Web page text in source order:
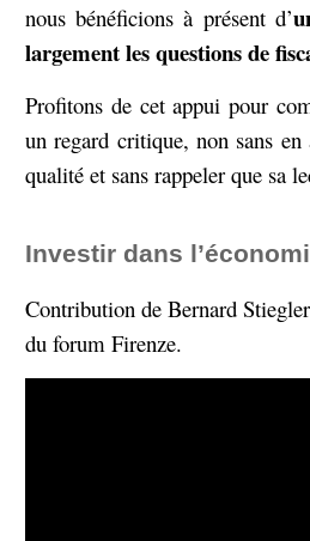
nous bénéficions à présent d’
largement les questions de
Profitons de cet appui pour
un regard critique, non sans en
qualité et sans rappeler que sa
Investir dans
Contribution de Bernard
du forum Firenze.